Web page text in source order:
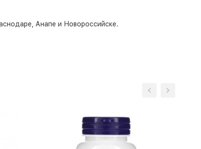
Анапе и Новороссийске.